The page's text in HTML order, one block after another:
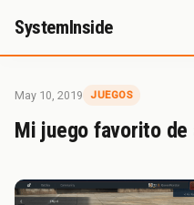
SystemInside
May 10, 2019 JUEGOS
Mi juego favorito de